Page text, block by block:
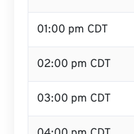
01:00 pm CDT
02:00 pm CDT
03:00 pm CDT